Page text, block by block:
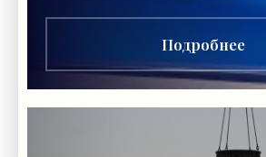
конфликте нацелен
Подробнее